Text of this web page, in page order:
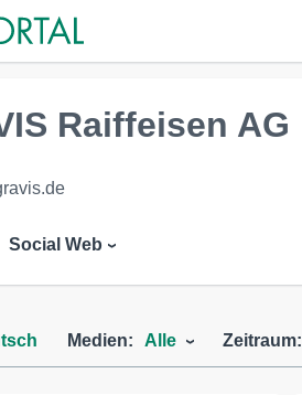
Raiffeisen AG
Social Web
Medien: Alle Zeitraum: